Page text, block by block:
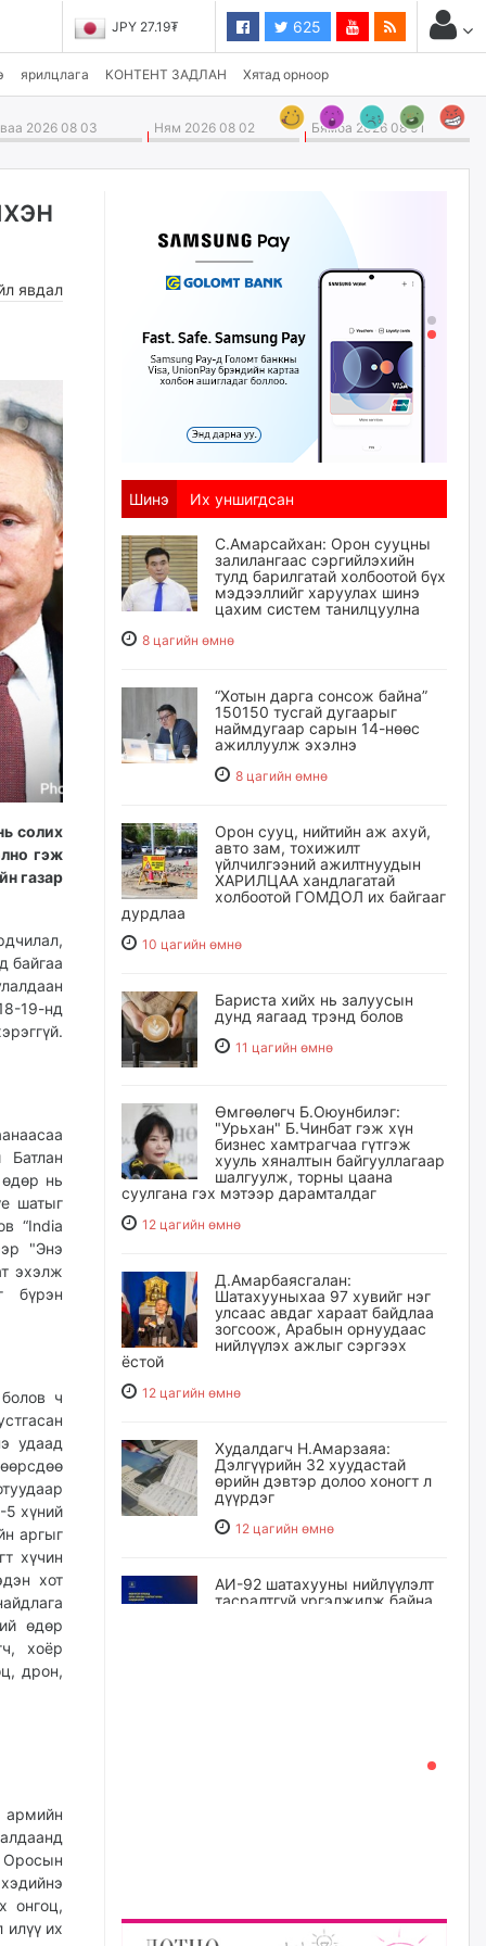
JPY 27.19₮ 625
ярилцлага КОНТЕНТ ЗАДЛАН Хятад орноор
2026 08 03 Ням 2026 08 02 Бямба 2026 08 01
явдал
солих
гэж
газар
байгаа
19-нд
Батлан
нь
шатыг
“India
"Энэ
эхэлж
бүрэн
ч
удаад
5 хүний
аргыг
хүчин
хот
өдөр
хоёр
дрон,
Оросын
онгоц,
илүү их
Шинэ Их уншигдсан
С.Амарсайхан: Орон сууцны
залилангаас сэргийлэхийн
тулд барилгатай холбоотой бүх
мэдээллийг харуулах шинэ
цахим систем танилцуулна
8 цагийн өмнө
“Хотын дарга сонсож байна”
150150 тусгай дугаарыг
наймдугаар сарын 14-нөөс
ажиллуулж эхэлнэ
8 цагийн өмнө
Орон сууц, нийтийн аж ахуй,
авто зам, тохижилт
үйлчилгээний ажилтнуудын
ХАРИЛЦАА хандлагатай
холбоотой ГОМДОЛ их байгааг
дурдлаа
10 цагийн өмнө
Бариста хийх нь залуусын
дунд яагаад трэнд болов
11 цагийн өмнө
Өмгөөлөгч Б.Оюунбилэг:
"Урьхан" Б.Чинбат гэж хүн
бизнес хамтрагчаа гүтгэж
хууль хяналтын байгууллагаар
шалгуулж, торны цаана
суулгана гэх мэтээр дарамталдаг
12 цагийн өмнө
Д.Амарбаясгалан:
Шатахууныхаа 97 хувийг нэг
улсаас авдаг хараат байдлаа
зогсоож, Арабын орнуудаас
нийлүүлэх ажлыг сэргээх
ёстой
12 цагийн өмнө
Худалдагч Н.Амарзаяа:
Дэлгүүрийн 32 хуудастай
өрийн дэвтэр долоо хоногт л
дүүрдэг
12 цагийн өмнө
АИ-92 шатахууны нийлүүлэлт
тасралтгүй үргэлжилж байна